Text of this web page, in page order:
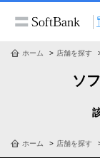
ホーム 店舗を探す
ソ
ホーム 店舗を探す